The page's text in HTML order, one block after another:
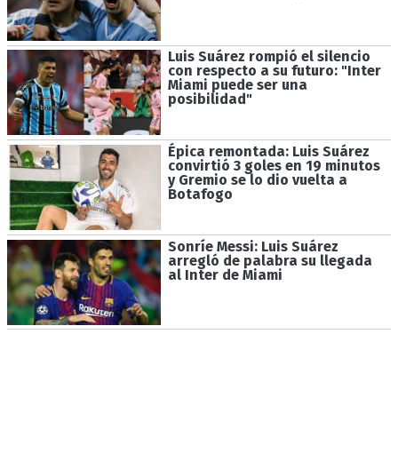
Luis Suárez rompió el silencio
con respecto a su futuro: "Inter
Miami puede ser una
posibilidad"
Épica remontada: Luis Suárez
convirtió 3 goles en 19 minutos
y Gremio se lo dio vuelta a
Botafogo
Sonríe Messi: Luis Suárez
arregló de palabra su llegada
al Inter de Miami